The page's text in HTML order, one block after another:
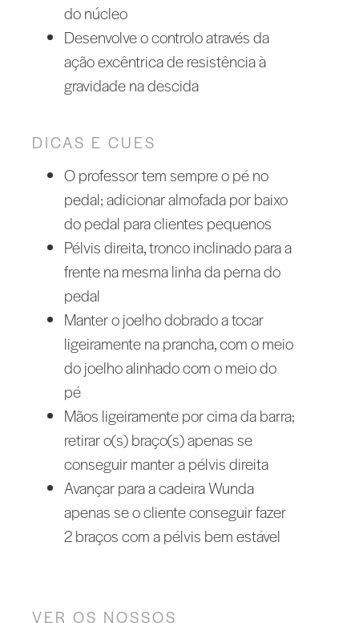
do núcleo
Desenvolve o controlo através da
ação excêntrica de resistência à
gravidade na descida
DICAS E CUES
O professor tem sempre o pé no
pedal; adicionar almofada por baixo
do pedal para clientes pequenos
Pélvis direita, tronco inclinado para a
frente na mesma linha da perna do
pedal
Manter o joelho dobrado a tocar
ligeiramente na prancha, com o meio
do joelho alinhado com o meio do
pé
Mãos ligeiramente por cima da barra;
retirar o(s) braço(s) apenas se
conseguir manter a pélvis direita
Avançar para a cadeira Wunda
apenas se o cliente conseguir fazer
2 braços com a pélvis bem estável
VER OS NOSSOS